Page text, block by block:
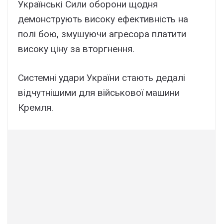
Українські Сили оборони щодня
демонструють високу ефективність на
полі бою, змушуючи агресора платити
високу ціну за вторгнення.
Системні удари України стають дедалі
відчутнішими для військової машини
Кремля.